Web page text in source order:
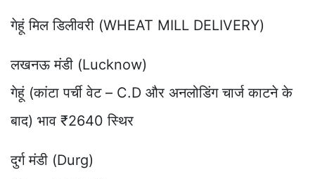
गेहूं मिल डिलीवरी (WHEAT MILL DELIVERY)
लखनऊ मंडी (Lucknow)
गेहूं (कांटा पर्ची वेट – C.D और अनलोडिंग चार्ज काटने के
बाद) भाव ₹2640 स्थिर
दुर्ग मंडी (Durg)